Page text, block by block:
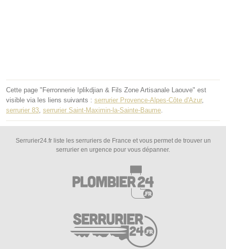
Cette page "Ferronnerie Iplikdjian & Fils Zone Artisanale Laouve" est
visible via les liens suivants : serrurier Provence-Alpes-Côte d'Azur,
serrurier 83 serrurier Saint-Maximin-la-Sainte-Baume
Serrurier24.fr liste les serruriers de France et vous permet de trouver un
serrurier en urgence pour vous dépanner.